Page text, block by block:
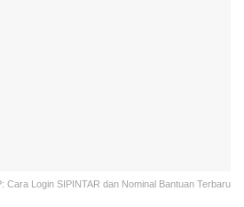
Cara Login SIPINTAR dan Nominal Bantuan Terbaru